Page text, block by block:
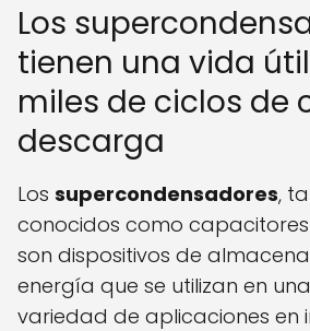
Los
tienen una vida
miles de ciclos de
descarga
Los supercondensadores,
conocidos como
son dispositivos de
energía que se utilizan en
variedad de aplicaciones en